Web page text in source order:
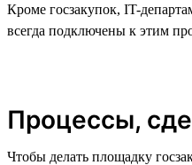
Кроме госзакупок, IT-
всегда подключены к этим
Процессы,
Чтобы делать площадку